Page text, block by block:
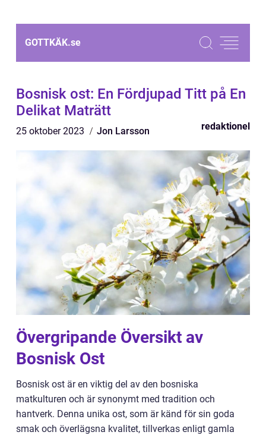
GOTTKÄK.se
Bosnisk ost: En Fördjupad Titt på En
Delikat Maträtt
25 oktober 2023 Jon Larsson redaktionel
Övergripande Översikt av
Bosnisk Ost
Bosnisk ost är en viktig del av den bosniska
matkulturen och är synonymt med tradition och
hantverk. Denna unika ost, som är känd för sin goda
smak och överlägsna kvalitet, tillverkas enligt gamla